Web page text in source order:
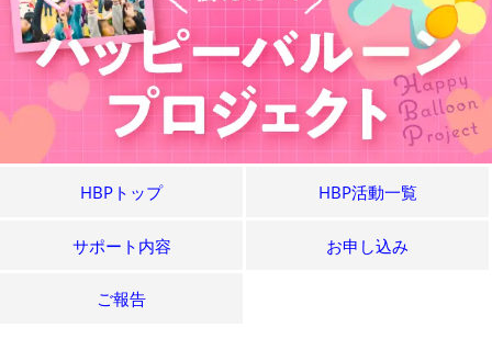
HBPトップ HBP活動一覧
サポート内容 お申し込み
ご報告